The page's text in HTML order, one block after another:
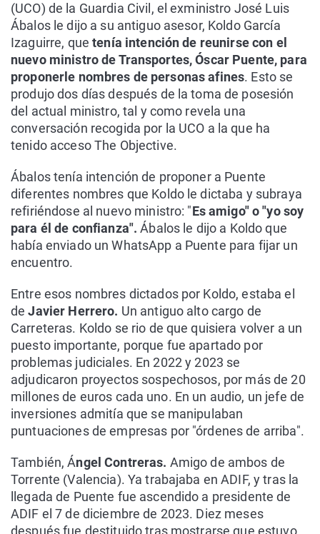
(UCO) de la Guardia Civil, el exministro José Luis
Ábalos le dijo a su antiguo asesor, Koldo García
Izaguirre, quetenía intención de reunirse con el
nuevo ministro de Transportes, Óscar Puente, para
proponerle nombres de personas afines. Esto se
produjo dos días después de la toma de posesión
del actual ministro, tal y como revela una
conversación recogida por la UCO a la que ha
tenido acceso The Objective.
Ábalos tenía intención de proponer a Puente
diferentes nombres que Koldo le dictaba y subraya
refiriéndose al nuevo ministro: "Es amigo" o "yo soy
para él de confianza".Ábalos le dijo a Koldo que
había enviado un WhatsApp a Puente para fijar un
encuentro.
Entre esos nombres dictados por Koldo, estaba el
deJavier Herrero. Un antiguo alto cargo de
Carreteras. Koldo se rio de que quisiera volver a un
puesto importante, porque fue apartado por
problemas judiciales. En 2022 y 2023 se
adjudicaron proyectos sospechosos, por más de 20
millones de euros cada uno. En un audio, un jefe de
inversiones admitía que se manipulaban
puntuaciones de empresas por "órdenes de arriba".
También, Ángel Contreras. Amigo de ambos de
Torrente (Valencia). Ya trabajaba en ADIF, y tras la
llegada de Puente fue ascendido a presidente de
ADIF el 7 de diciembre de 2023. Diez meses
después fue destituido tras mostrarse que estuvo